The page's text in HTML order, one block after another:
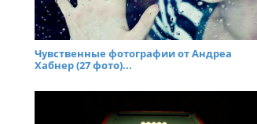
Чувственные фотографии от Андреа
Хабнер (27 фото)...